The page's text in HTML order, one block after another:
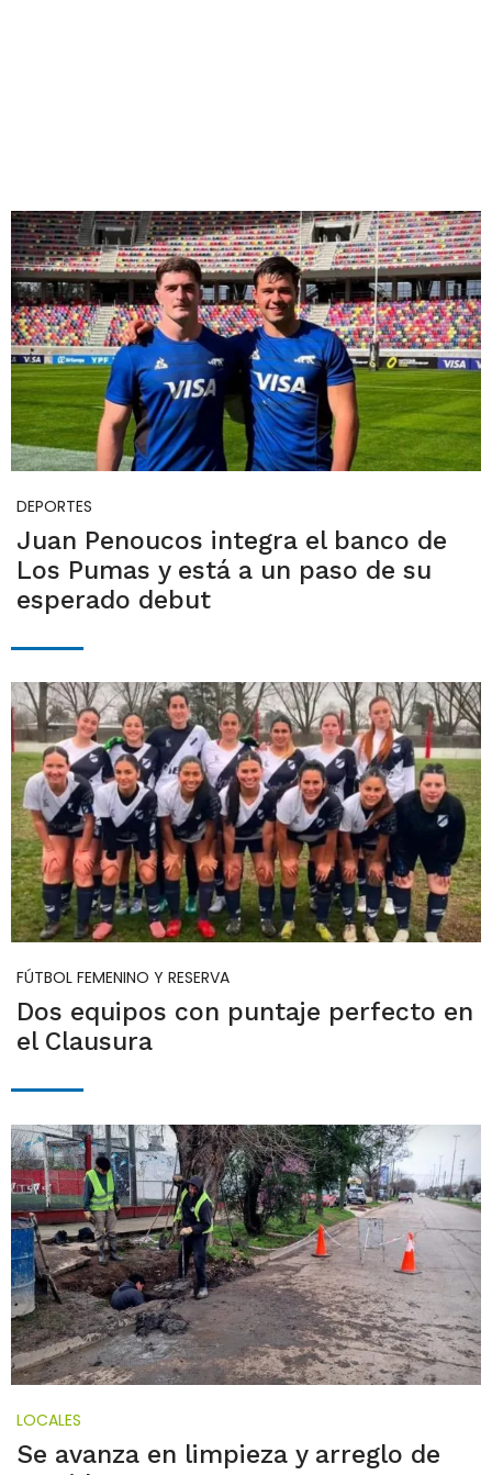
DEPORTES
Juan Penoucos integra el banco de
Los Pumas y está a un paso de su
esperado debut
FÚTBOL FEMENINO Y RESERVA
Dos equipos con puntaje perfecto en
el Clausura
LOCALES
Se avanza en limpieza y arreglo de